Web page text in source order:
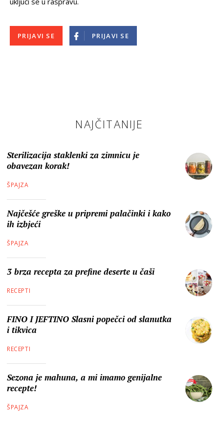
PRIJAVI SE PRIJAVI SE
NAJČITANIJE
Sterilizacija staklenki za zimnicu je
obavezan korak!
ŠPAJZA
Najčešće greške u pripremi palačinki i kako
ih izbjeći
ŠPAJZA
3 brza recepta za prefine deserte u čaši
RECEPTI
FINO I JEFTINO Slasni popečci od slanutka
i tikvica
RECEPTI
Sezona je mahuna, a mi imamo genijalne
recepte!
ŠPAJZA